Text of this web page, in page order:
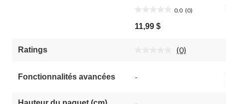
0.0 (0)
étoile(s)
sur
11,99 $
Ratings
Aucune
(0)
Fonctionnalités avancées -